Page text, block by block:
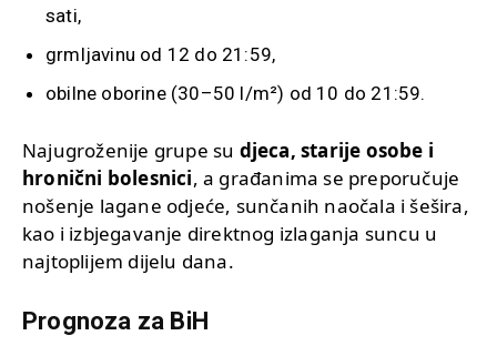
sati,
grmljavinu od 12 do 21:59,
obilne oborine (30–50 l/m²) od 10 do 21:59.
Najugroženije grupe su djeca, starije osobe i
hronični bolesnici, a građanima se preporučuje
nošenje lagane odjeće, sunčanih naočala i šešira,
kao i izbjegavanje direktnog izlaganja suncu u
najtoplijem dijelu dana.
Prognoza za BiH